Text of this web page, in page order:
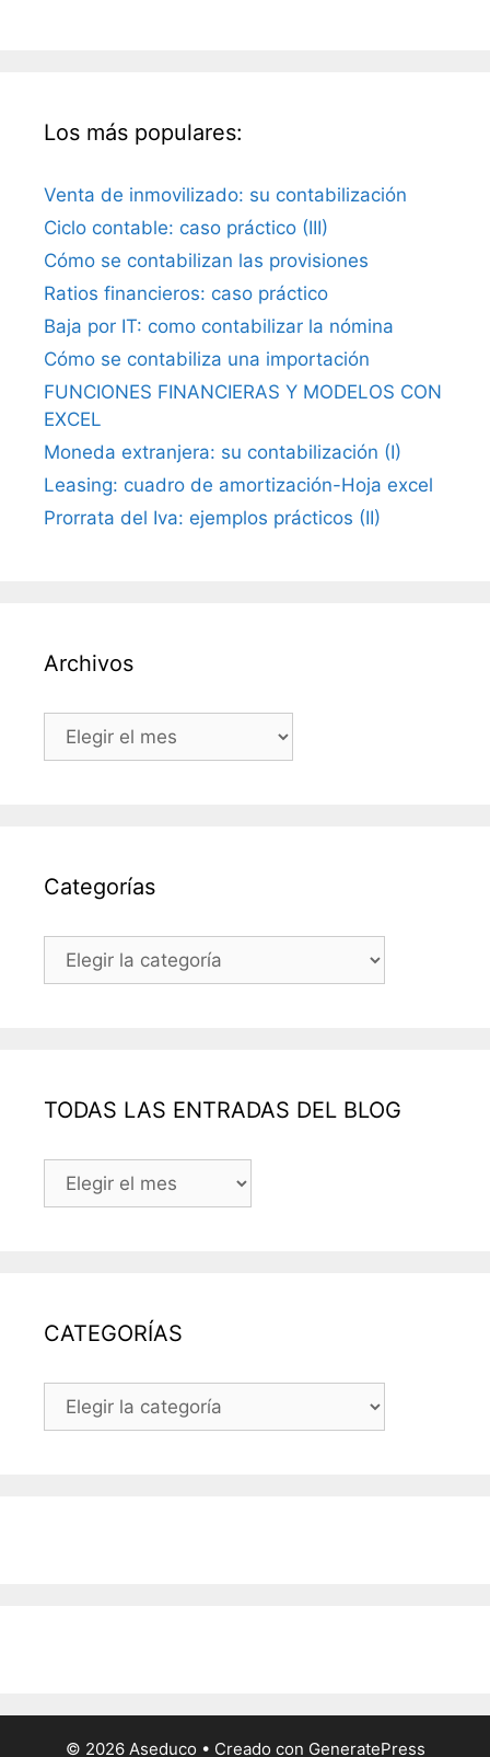
Los más populares:
Venta de inmovilizado: su contabilización
Ciclo contable: caso práctico (III)
Cómo se contabilizan las provisiones
Ratios financieros: caso práctico
Baja por IT: como contabilizar la nómina
Cómo se contabiliza una importación
FUNCIONES FINANCIERAS Y MODELOS CON
EXCEL
Moneda extranjera: su contabilización (I)
Leasing: cuadro de amortización-Hoja excel
Prorrata del Iva: ejemplos prácticos (II)
Archivos
Archivos
Categorías
Categorías
TODAS LAS ENTRADAS DEL BLOG
TODAS
CATEGORÍAS
CATEGORÍAS
© 2026 Aseduco • Creado con GeneratePress